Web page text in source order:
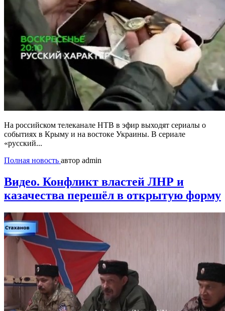
На российском телеканале НТВ в эфир выходят сериалы о
событиях в Крыму и на востоке Украины. В сериале
«русский...
Полная новость автор admin
Видео. Конфликт властей ЛНР и
казачества перешёл в открытую форму